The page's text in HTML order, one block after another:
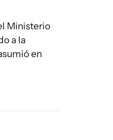
Ministerio
a la
en